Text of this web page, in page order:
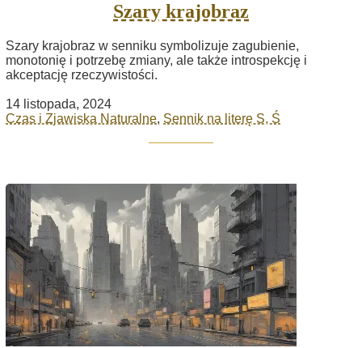
Szary krajobraz
Szary krajobraz w senniku symbolizuje zagubienie,
monotonię i potrzebę zmiany, ale także introspekcję i
akceptację rzeczywistości.
14 listopada, 2024
Czas i Zjawiska Naturalne, Sennik na literę S, Ś